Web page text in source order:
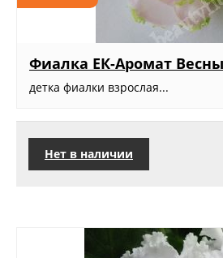
Фиалка ЕК-Аромат
детка фиалки взрослая...
Нет в наличии